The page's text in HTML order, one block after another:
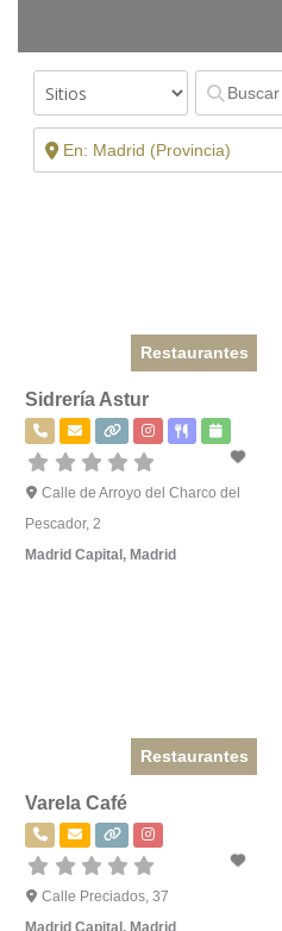
Restaurantes
Sidrería Astur
Calle de Arroyo del Charco del
Pescador, 2
Madrid Capital, Madrid
Restaurantes
Varela Café
Calle Preciados, 37